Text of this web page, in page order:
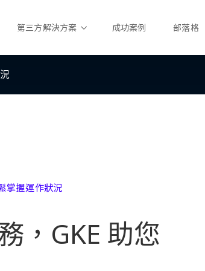
第三方解決方案 成功案例 部落格
掌握運作狀況
，GKE 助您